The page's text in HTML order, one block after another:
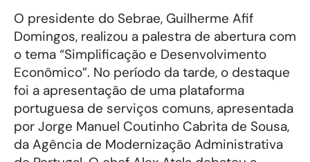
O presidente do Sebrae, Guilherme Afif
Domingos, realizou a palestra de abertura com
o tema “Simplificação e Desenvolvimento
Econômico”. No período da tarde, o destaque
foi a apresentação de uma plataforma
portuguesa de serviços comuns, apresentada
por Jorge Manuel Coutinho Cabrita de Sousa,
da Agência de Modernização Administrativa